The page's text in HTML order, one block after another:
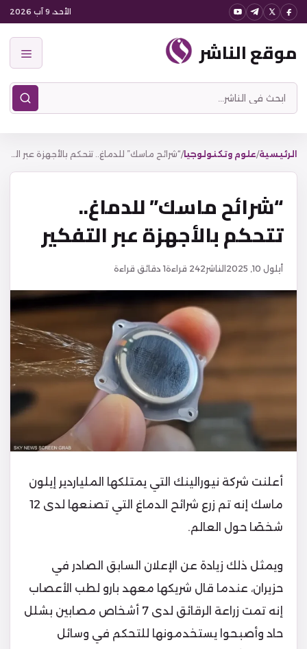
انتقل
المحتوى
الأحد، 9 آب 2026
موقع الناشر
ابحث
في
الناشر
الرئيسية/علوم وتكنولوجيا/ “شرائح ماسك” للدماغ.. تتحكم بالأجهزة عبر التفكير
“شرائح ماسك” للدماغ..
تتحكم بالأجهزة عبر التفكير
أيلول 10, 2025 الناشر242 قراءة1 دقائق قراءة
أعلنت شركة نيورالينك التي يمتلكها الملياردير إيلون
ماسك إنه تم زرع شرائح الدماغ التي تصنعها لدى 12
شخصًا حول العالم.
ويمثل ذلك زيادة عن الإعلان السابق الصادر في
حزيران، عندما قال شريكها معهد بارو لطب الأعصاب
إنه تمت زراعة الرقائق لدى 7 أشخاص مصابين بشلل
حاد وأصبحوا يستخدمونها للتحكم في وسائل